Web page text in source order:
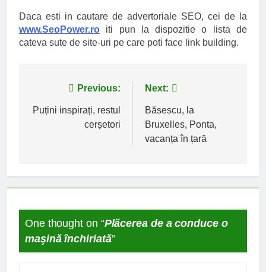
Daca esti in cautare de advertoriale SEO, cei de la
www.SeoPower.ro iti pun la dispozitie o lista de
cateva sute de site-uri pe care poti face link building.
Navigare
în
Previous:
Puțini inspirați, restul
cerșetori
Next:
Băsescu, la
Bruxelles, Ponta,
vacanța în țară
One thought on “Plăcerea de a conduce o
maşină închiriată”